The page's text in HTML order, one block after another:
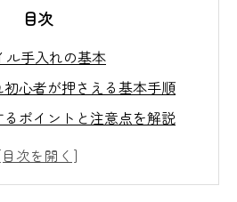
目次
ル手入れの基本
心者が押さえる基本手順
ポイントと注意点を解説
ルの持ちを伸ばす日常ケア法